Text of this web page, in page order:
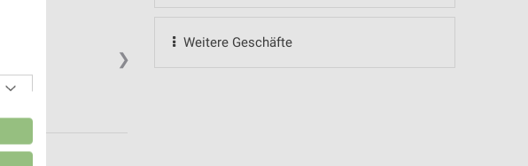
Weitere Geschäfte
❯